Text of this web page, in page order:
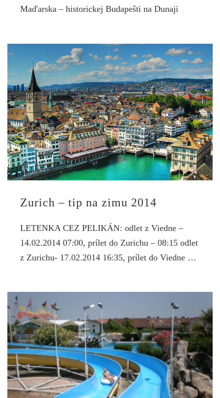
Maďarska – historickej Budapešti na Dunaji
Zurich – tip na zimu 2014
LETENKA CEZ PELIKÁN: odlet z Viedne –
14.02.2014 07:00, prílet do Zurichu – 08:15 odlet
z Zurichu- 17.02.2014 16:35, prílet do Viedne …